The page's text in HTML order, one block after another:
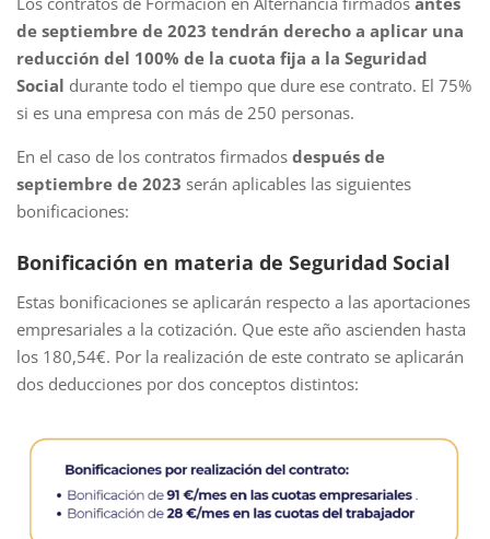
de septiembre de 2023 tendrán derecho a aplicar una
reducción del 100% de la cuota fija a la Seguridad
Social durante todo el tiempo que dure ese contrato. El 75%
si es una empresa con más de 250 personas.
En el caso de los contratos firmados después de
septiembre de 2023 serán aplicables las siguientes
bonificaciones:
Bonificación en materia de Seguridad Social
Estas bonificaciones se aplicarán respecto a las aportaciones
empresariales a la cotización. Que este año ascienden hasta
los 180,54€. Por la realización de este contrato se aplicarán
dos deducciones por dos conceptos distintos: